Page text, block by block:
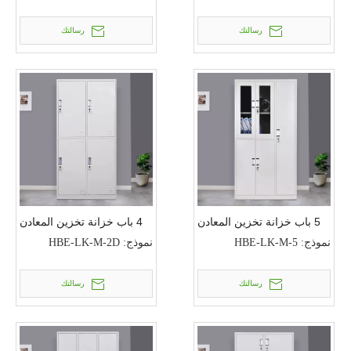
رسالتك رسالتك
4 باب خزانة تخزين المعادن
نموذج: HBE-LK-M-2D
رسالتك
5 باب خزانة تخزين المعادن
نموذج: HBE-LK-M-5
رسالتك